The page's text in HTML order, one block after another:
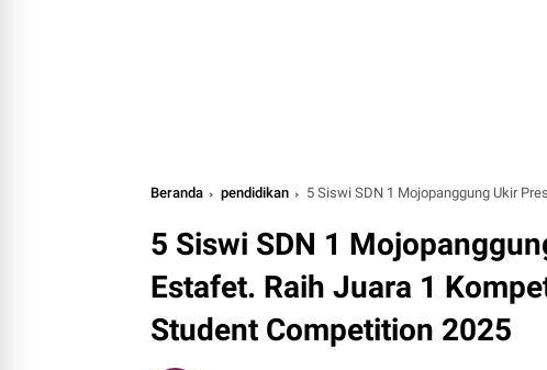
Beranda pendidikan 5 Siswi SDN 1 Mojopanggung Ukir Prestasi di
5 Siswi SDN 1
Estafet. Raih Juara 1
Student Competition 2025